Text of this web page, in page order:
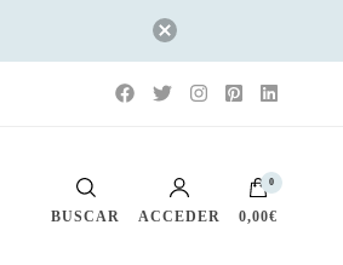
BUSCAR ACCEDER
0
0,00€